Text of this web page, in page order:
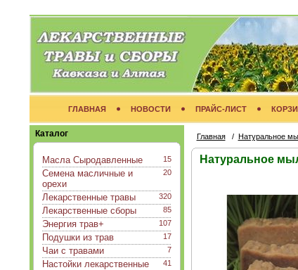
ГЛАВНАЯ НОВОСТИ ПРАЙС-ЛИСТ
Каталог
15
Масла Сыродавленные
20
Семена масличные и
орехи
320
Лекарственные травы
85
Лекарственные сборы
107
Энергия трав+
17
Подушки из трав
7
Чаи с травами
41
Настойки лекарственные
Главная/ Натуральное
Натуральное